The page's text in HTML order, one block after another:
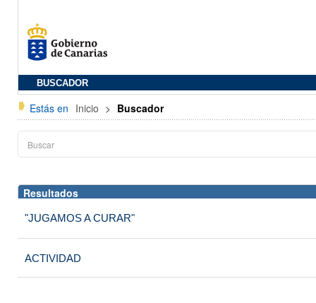
BUSCADOR
Estás en Inicio > Buscador
Resultados
"JUGAMOS A CURAR"
ACTIVIDAD